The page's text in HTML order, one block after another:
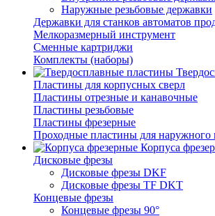
Наружные резьбовые державки
Державки для станков автоматов
Мелкоразмерный инструмент
Сменные картриджи
Комплекты (наборы)
Пластины для корпусных сверл
Пластины отрезные и канавочные
Пластины резьбовые
Пластины фрезерные
Проходные пластины для наружного
Корпуса
Дисковые фрезы
Дисковые фрезы DKF
Дисковые фрезы TF DKT
Концевые фрезы
Концевые фрезы 90°